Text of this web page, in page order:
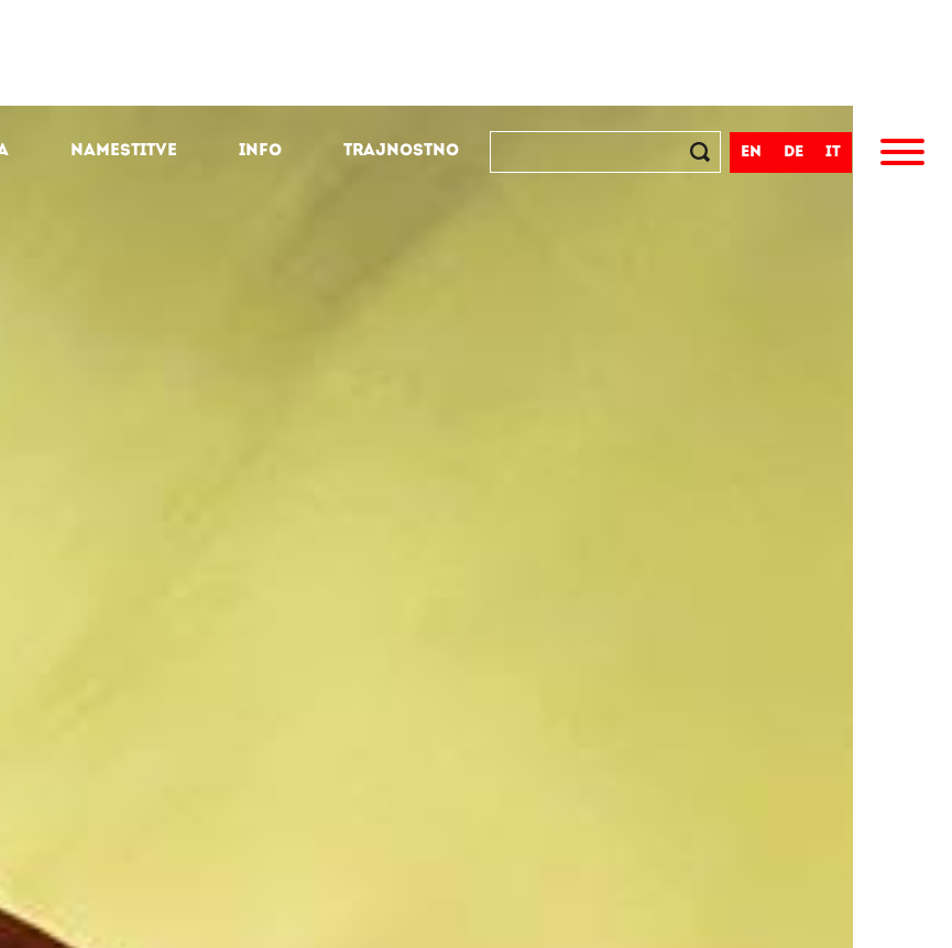
Namestitve Info Trajnostno en de it